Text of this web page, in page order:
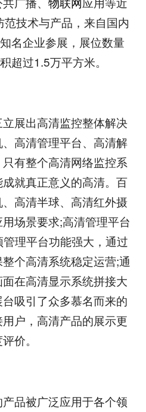
技术与产品，来自国内
名企业参展，展位数量
超过1.5万平方米。
展出高清监控整体解决
高清管理平台、高清解
有整个高清网络监控系
就真正意义的高清。百
高清半球、高清红外摄
场景要求;高清管理平台
理平台功能强大，通过
个高清系统稳定运营;通
在高清显示系统拼接大
吸引了众多慕名而来的
户，高清产品的展示更
价。
品被广泛应用于各个领